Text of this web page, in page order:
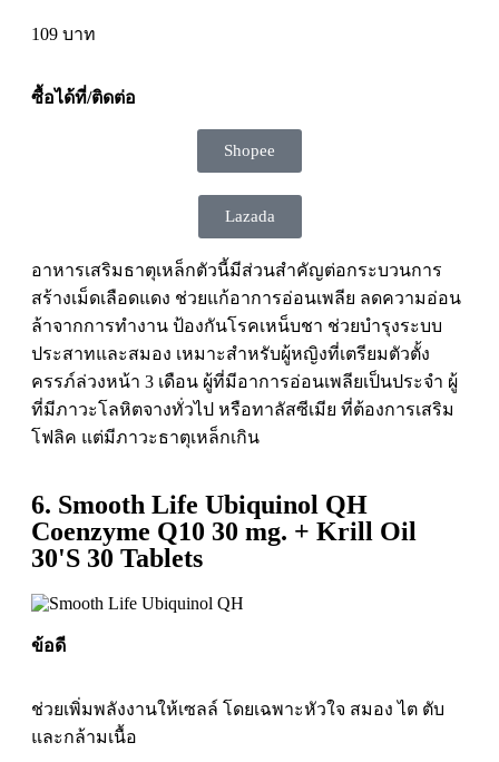
109 บาท
ซื้อได้ที่/ติดต่อ
Shopee
Lazada
อาหารเสริมธาตุเหล็กตัวนี้มีส่วนสำคัญต่อกระบวนการ
สร้างเม็ดเลือดแดง ช่วยแก้อาการอ่อนเพลีย ลดความอ่อน
ล้าจากการทำงาน ป้องกันโรคเหน็บชา ช่วยบำรุงระบบ
ประสาทและสมอง เหมาะสำหรับผู้หญิงที่เตรียมตัวตั้ง
ครรภ์ล่วงหน้า 3 เดือน ผู้ที่มีอาการอ่อนเพลียเป็นประจำ ผู้
ที่มีภาวะโลหิตจางทั่วไป หรือทาลัสซีเมีย ที่ต้องการเสริม
โฟลิค แต่มีภาวะธาตุเหล็กเกิน
6. Smooth Life Ubiquinol QH
Coenzyme Q10 30 mg. + Krill Oil
30'S 30 Tablets
ข้อดี
ช่วยเพิ่มพลังงานให้เซลล์ โดยเฉพาะหัวใจ สมอง ไต ตับ
และกล้ามเนื้อ